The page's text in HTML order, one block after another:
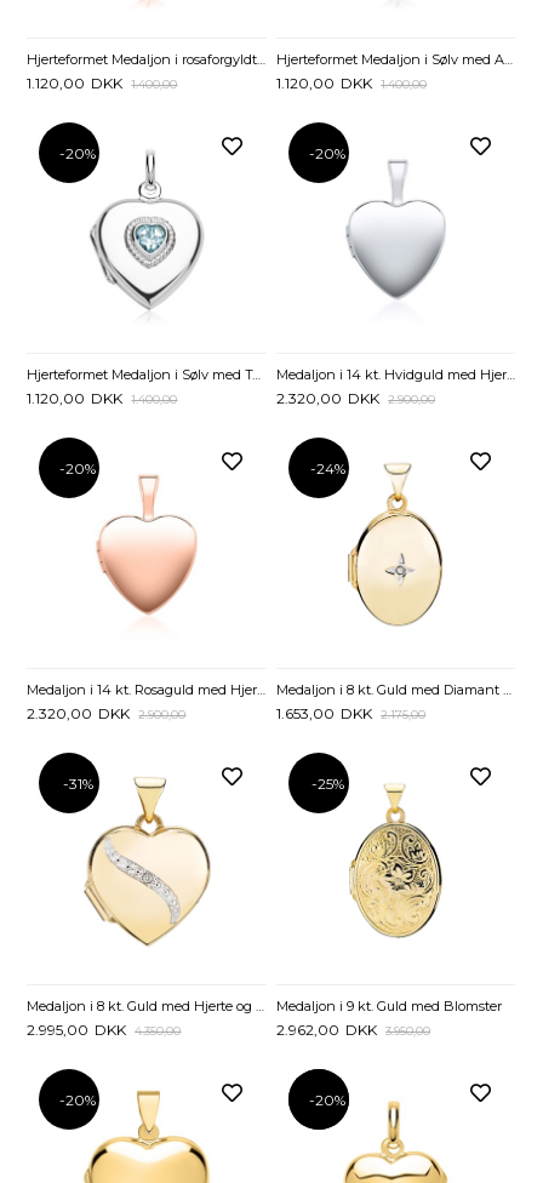
1.120,00 DKK 1.400,00 1.120,00 DKK 1.400,00
-20%
Hjerteformet Medaljon i Sølv med Topaz - Mulighed for gravering
1.120,00 DKK 1.400,00
-20%
Medaljon i 14 kt. Hvidguld med Hjerte - Mulighed for gravering
2.320,00 DKK 2.900,00
-20%
Medaljon i 14 kt. Rosaguld med Hjerte - Mulighed for gravering
2.320,00 DKK 2.900,00
-24%
1.653,00 DKK 2.175,00
-31%
2.995,00 DKK 4.350,00
-25%
Medaljon i 9 kt. Guld med Blomster
2.962,00 DKK 3.950,00
-20% -20%
-20%